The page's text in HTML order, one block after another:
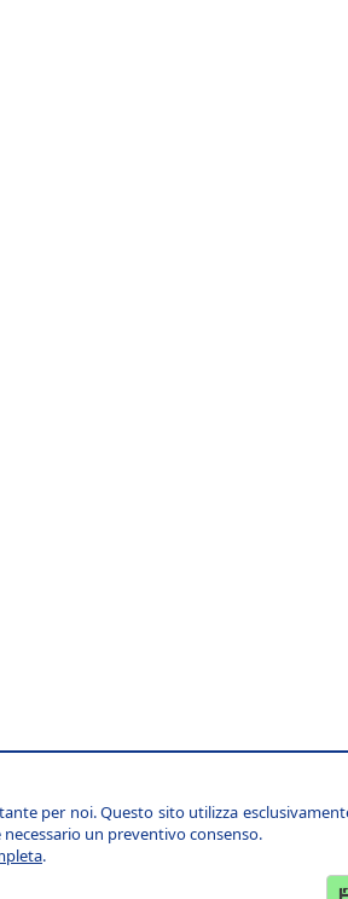
per noi. Questo sito utilizza
un preventivo consenso.
.